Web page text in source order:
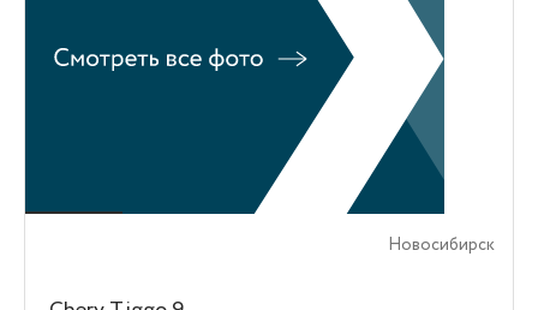
Новосибирск